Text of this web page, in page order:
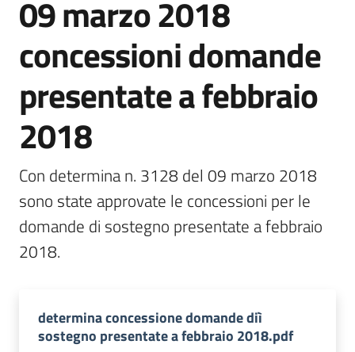
Leggi
atti
bandi
Menu selezionato
Piani
programmi
progetti
Agricoltura
in
Seguici
09 marzo 2018
concessioni domande
presentate a febbraio
2018
Con determina n. 3128 del 09 marzo 2018
sono state approvate le concessioni per le
domande di sostegno presentate a febbraio
determina concessione domande diì
sostegno presentate a febbraio 2018.pdf